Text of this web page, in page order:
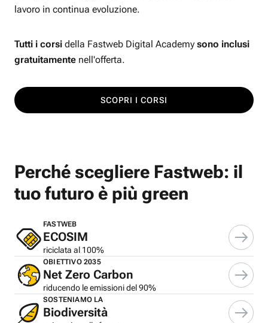
lavoro in continua evoluzione.
Tutti i corsi della Fastweb Digital Academy sono inclusi
gratuitamente nell'offerta.
SCOPRI I CORSI
Perché scegliere Fastweb: il
tuo futuro è più green
FASTWEB
ECOSIM
riciclata al 100%
OBIETTIVO 2035
Net Zero Carbon
riducendo le emissioni del 90%
SOSTENIAMO LA
Biodiversità